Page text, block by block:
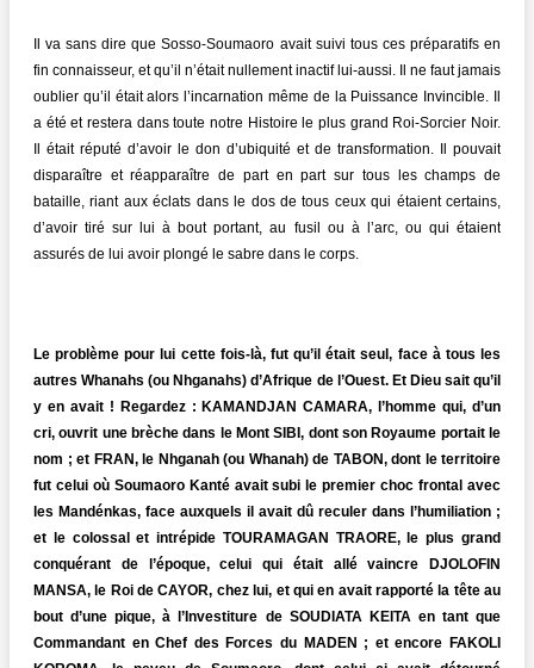
Il va sans dire que Sosso-Soumaoro avait suivi tous ces préparatifs en
fin connaisseur, et qu’il n’était nullement inactif lui-aussi. Il ne faut jamais
oublier qu’il était alors l’incarnation même de la Puissance Invincible. Il
a été et restera dans toute notre Histoire le plus grand Roi-Sorcier Noir.
Il était réputé d’avoir le don d’ubiquité et de transformation. Il pouvait
disparaître et réapparaître de part en part sur tous les champs de
bataille, riant aux éclats dans le dos de tous ceux qui étaient certains,
d’avoir tiré sur lui à bout portant, au fusil ou à l’arc, ou qui étaient
assurés de lui avoir plongé le sabre dans le corps.
Le problème pour lui cette fois-là, fut qu’il était seul, face à tous les
autres Whanahs (ou Nhganahs) d’Afrique de l’Ouest. Et Dieu sait qu’il
y en avait ! Regardez : KAMANDJAN CAMARA, l’homme qui, d’un
cri, ouvrit une brèche dans le Mont SIBI, dont son Royaume portait le
nom ; et FRAN, le Nhganah (ou Whanah) de TABON, dont le territoire
fut celui où Soumaoro Kanté avait subi le premier choc frontal avec
les Mandénkas, face auxquels il avait dû reculer dans l’humiliation ;
et le colossal et intrépide TOURAMAGAN TRAORE, le plus grand
conquérant de l’époque, celui qui était allé vaincre DJOLOFIN
MANSA, le Roi de CAYOR, chez lui, et qui en avait rapporté la tête au
bout d’une pique, à l’Investiture de SOUDIATA KEITA en tant que
Commandant en Chef des Forces du MADEN ; et encore FAKOLI